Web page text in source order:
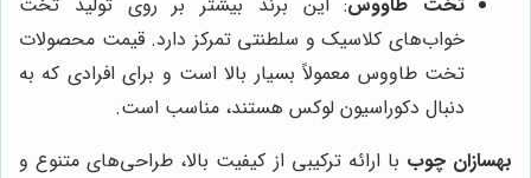
خواب‌های کلاسیک و سلطنتی تمرکز دارد. قیمت محصولات
تخت طاووس معمولاً بسیار بالا است و برای افرادی که به
دنبال دکوراسیون لوکس هستند، مناسب است.
بهسازان چوب با ارائه ترکیبی از کیفیت بالا، طراحی‌های متنوع و